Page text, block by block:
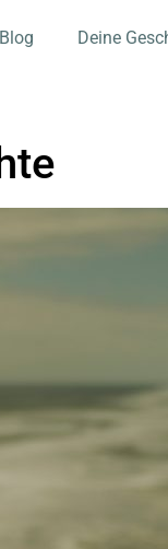
Blog Deine